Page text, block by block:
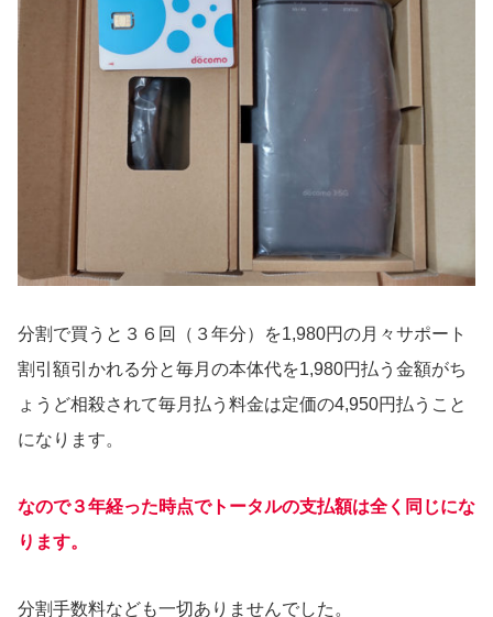
分割で買うと３６回（３年分）を1,980円の月々サポート
割引額引かれる分と毎月の本体代を1,980円払う金額がち
ょうど相殺されて毎月払う料金は定価の4,950円払うこと
になります。
なので３年経った時点でトータルの支払額は全く同じにな
ります。
分割手数料なども一切ありませんでした。